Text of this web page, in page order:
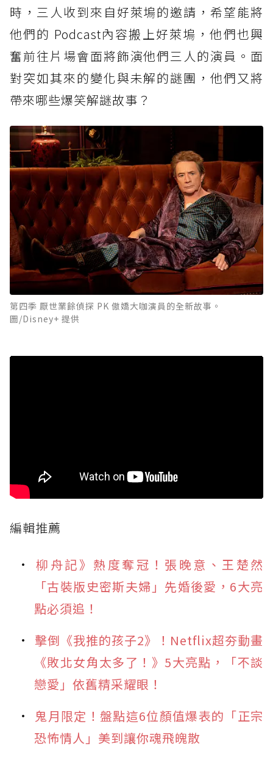
時，三人收到來自好萊塢的邀請，希望能將
他們的 Podcast內容搬上好萊塢，他們也興
奮前往片場會面將飾演他們三人的演員。面
對突如其來的變化與未解的謎團，他們又將
帶來哪些爆笑解謎故事？
第四季 厭世業餘偵探 PK 傲嬌大咖演員的全新故事。
圖/Disney+ 提供
編輯推薦
柳舟記》熱度奪冠！張晚意、王楚然
「古裝版史密斯夫婦」先婚後愛，6大亮
點必須追！
擊倒《我推的孩子2》！Netflix超夯動畫
《敗北女角太多了！》5大亮點，「不談
戀愛」依舊精采耀眼！
鬼月限定！盤點這6位顏值爆表的「正宗
恐怖情人」美到讓你魂飛魄散